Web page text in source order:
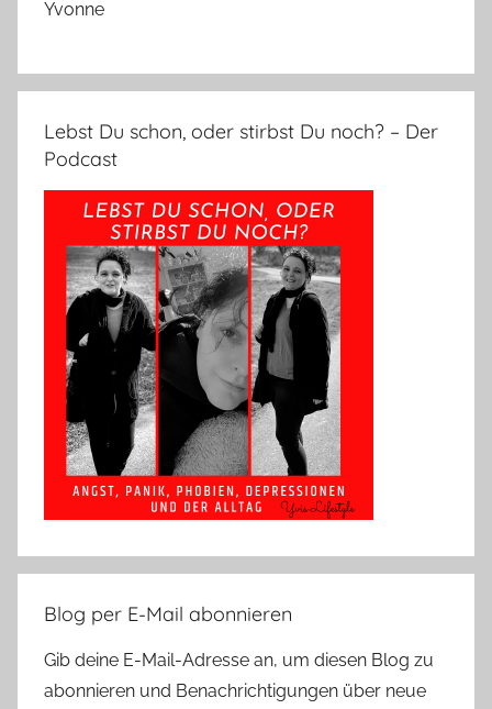
Yvonne
Lebst Du schon, oder stirbst Du noch? – Der
Podcast
Blog per E-Mail abonnieren
Gib deine E-Mail-Adresse an, um diesen Blog zu
abonnieren und Benachrichtigungen über neue